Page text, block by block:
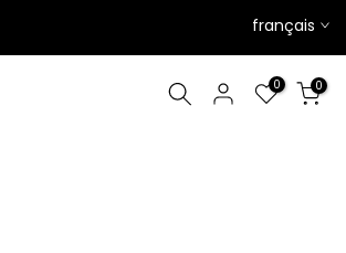
français
0 0